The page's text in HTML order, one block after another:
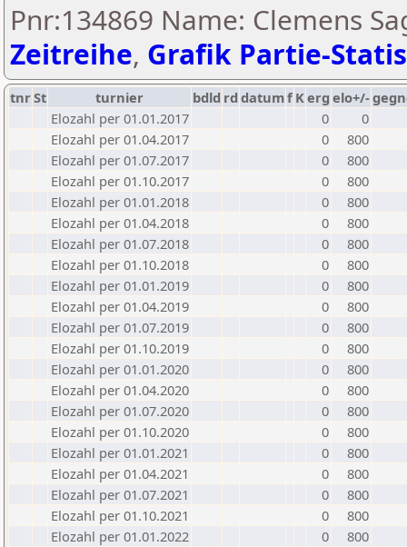
Pnr:134869 Name: Clemens
Zeitreihe, Grafik Partie-
tnrSt turnier bdld rd datumf Kerg elo+/-
Elozahl per 01.01.2017
0
0
Elozahl per 01.04.2017
0
800
Elozahl per 01.07.2017
0
800
Elozahl per 01.10.2017
0
800
Elozahl per 01.01.2018
0
800
Elozahl per 01.04.2018
0
800
Elozahl per 01.07.2018
0
800
Elozahl per 01.10.2018
0
800
Elozahl per 01.01.2019
0
800
Elozahl per 01.04.2019
0
800
Elozahl per 01.07.2019
0
800
Elozahl per 01.10.2019
0
800
Elozahl per 01.01.2020
0
800
Elozahl per 01.04.2020
0
800
Elozahl per 01.07.2020
0
800
Elozahl per 01.10.2020
0
800
Elozahl per 01.01.2021
0
800
Elozahl per 01.04.2021
0
800
Elozahl per 01.07.2021
0
800
Elozahl per 01.10.2021
0
800
Elozahl per 01.01.2022
0
800